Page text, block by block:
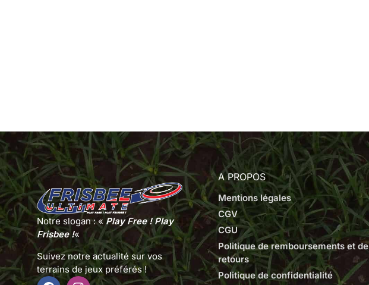
Notre slogan : « Play Free ! Play
Frisbee !«
Suivez notre actualité sur vos
terrains de jeux préférés !
A PROPOS
Mentions légales
CGV
CGU
Politique de remboursements et de
retours
Politique de confidentialité